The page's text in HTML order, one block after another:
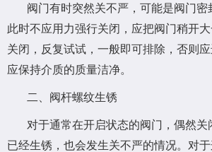
阀门有时突然关不严，可能是阀门密
此时不应用力强行关闭，应把阀门稍开
关闭，反复试试，一般即可排除，否则
应保持介质的质量洁净。
二、阀杆螺纹生锈
对于通常在开启状态的阀门，偶然
已经生锈，也会发生关不严的情况。对